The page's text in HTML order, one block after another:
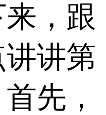
，跟
讲第
先，